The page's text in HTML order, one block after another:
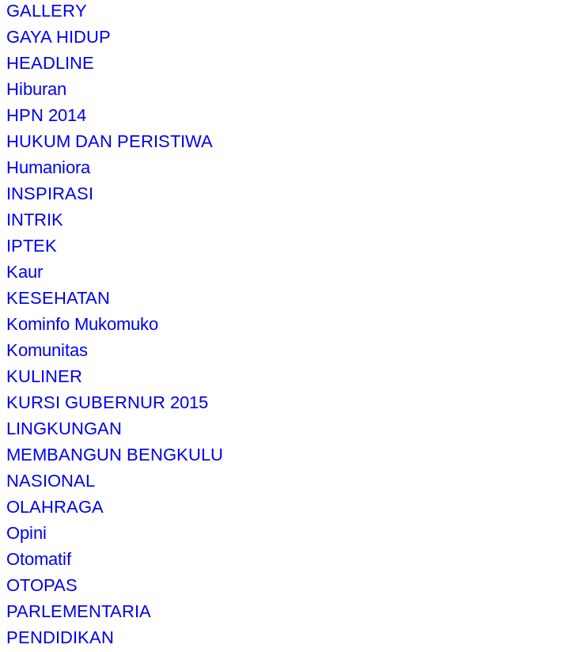
GALLERY
GAYA HIDUP
HEADLINE
Hiburan
HPN 2014
HUKUM DAN PERISTIWA
Humaniora
INSPIRASI
INTRIK
IPTEK
Kaur
KESEHATAN
Kominfo Mukomuko
Komunitas
KULINER
KURSI GUBERNUR 2015
LINGKUNGAN
MEMBANGUN BENGKULU
NASIONAL
OLAHRAGA
Opini
Otomatif
OTOPAS
PARLEMENTARIA
PENDIDIKAN